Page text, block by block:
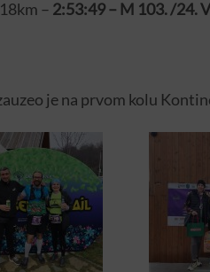
– 2:53:49 – M 103./24.
je na prvom kolu